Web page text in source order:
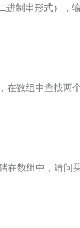
进制串形式），
在数组中查找两
在数组中，请问